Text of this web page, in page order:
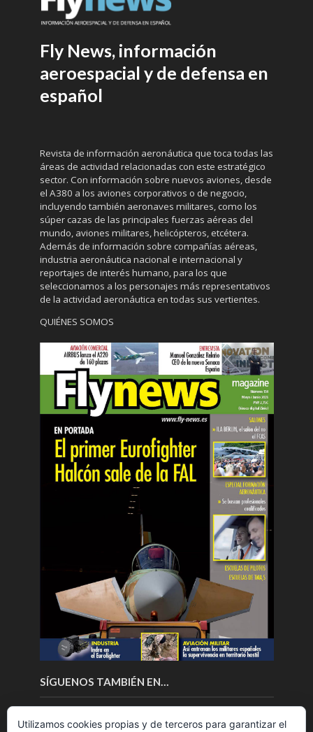
Fly News, información
aeroespacial y de defensa en
español
Revista de información aeronáutica que toca todas las
áreas de actividad relacionadas con este estratégico
sector. Con información sobre nuevos aviones, desde
el A380 a los aviones corporativos o de negocio,
incluyendo también aeronaves militares, como los
súper cazas de las principales fuerzas aéreas del
mundo, aviones militares, helicópteros, etcétera.
Además de información sobre compañías aéreas,
industria aeronáutica nacional e internacional y
reportajes de interés humano, para los que
seleccionamos a los personajes más representativos
de la actividad aeronáutica en todas sus vertientes.
QUIÉNES SOMOS
SÍGUENOS TAMBIÉN EN…
Utilizamos cookies propias y de terceros para garantizar el